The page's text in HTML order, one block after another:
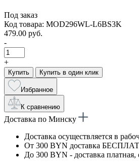
Под заказ
Код товара: MOD296WL-L6BS3K
479.00 руб.
-
+
Купить Купить в один клик
Избранное
К сравнению
Доставка по Минску
Доставка осуществляется в
От 300 BYN доставка
До 300 BYN - доставка